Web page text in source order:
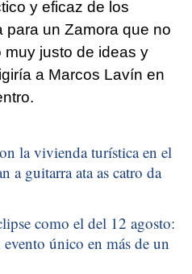
y eficaz de los
para un Zamora que no
muy justo de ideas y
a Marcos Lavín en
la vivienda turística en el
a guitarra ata as catro da
como el del 12 agosto:
único en más de un